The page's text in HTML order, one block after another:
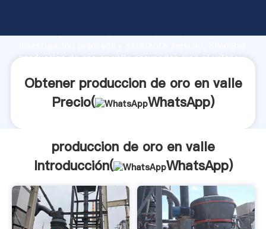
fuerte capacidad de producción, fuerza de
produccion de oro en valle proveedor crea el valor y
Obtener produccion de oro en valle
Precio(
WhatsApp)
produccion de oro en valle
Introducción(
WhatsApp)